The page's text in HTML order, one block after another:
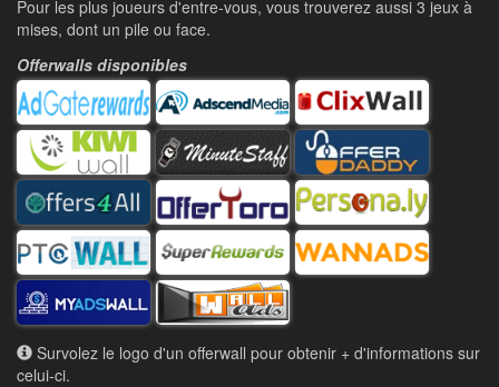
Pour les plus joueurs d'entre-vous, vous trouverez aussi 3 jeux à
mises, dont un pile ou face.
Offerwalls disponibles
Survolez le logo d'un offerwall pour obtenir + d'informations sur
celui-ci.